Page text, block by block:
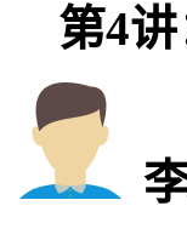
第4